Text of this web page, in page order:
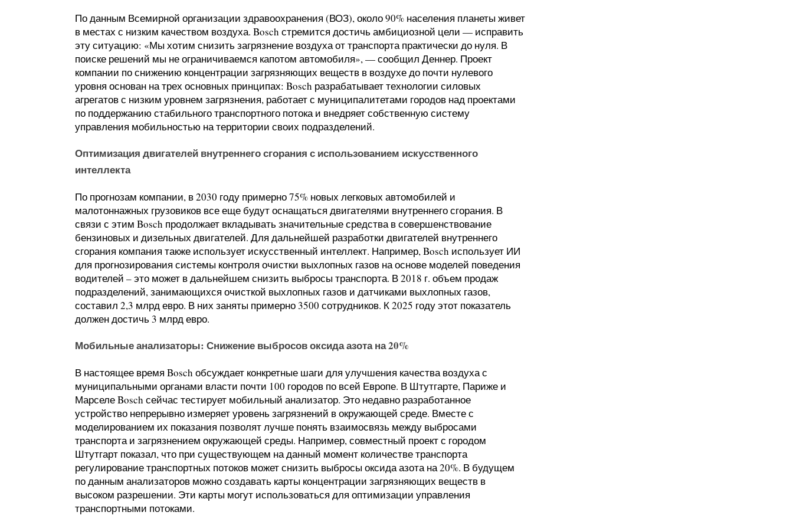
По данным Всемирной организации здравоохранения (ВОЗ), около 90% населения планеты живет
в местах с низким качеством воздуха. Bosch стремится достичь амбициозной цели — исправить
эту ситуацию: «Мы хотим снизить загрязнение воздуха от транспорта практически до нуля. В
поиске решений мы не ограничиваемся капотом автомобиля», — сообщил Деннер. Проект
компании по снижению концентрации загрязняющих веществ в воздухе до почти нулевого
уровня основан на трех основных принципах: Bosch разрабатывает технологии силовых
агрегатов с низким уровнем загрязнения, работает с муниципалитетами городов над проектами
по поддержанию стабильного транспортного потока и внедряет собственную систему
управления мобильностью на территории своих подразделений.
Оптимизация двигателей внутреннего сгорания с использованием искусственного
интеллекта
По прогнозам компании, в 2030 году примерно 75% новых легковых автомобилей и
малотоннажных грузовиков все еще будут оснащаться двигателями внутреннего сгорания. В
связи с этим Bosch продолжает вкладывать значительные средства в совершенствование
бензиновых и дизельных двигателей. Для дальнейшей разработки двигателей внутреннего
сгорания компания также использует искусственный интеллект. Например, Bosch использует ИИ
для прогнозирования системы контроля очистки выхлопных газов на основе моделей поведения
водителей – это может в дальнейшем снизить выбросы транспорта. В 2018 г. объем продаж
подразделений, занимающихся очисткой выхлопных газов и датчиками выхлопных газов,
составил 2,3 млрд евро. В них заняты примерно 3500 сотрудников. К 2025 году этот показатель
должен достичь 3 млрд евро.
Мобильные анализаторы: Снижение выбросов оксида азота на 20%
В настоящее время Bosch обсуждает конкретные шаги для улучшения качества воздуха с
муниципальными органами власти почти 100 городов по всей Европе. В Штутгарте, Париже и
Марселе Bosch сейчас тестирует мобильный анализатор. Это недавно разработанное
устройство непрерывно измеряет уровень загрязнений в окружающей среде. Вместе с
моделированием их показания позволят лучше понять взаимосвязь между выбросами
транспорта и загрязнением окружающей среды. Например, совместный проект с городом
Штутгарт показал, что при существующем на данный момент количестве транспорта
регулирование транспортных потоков может снизить выбросы оксида азота на 20%. В будущем
по данным анализаторов можно создавать карты концентрации загрязняющих веществ в
высоком разрешении. Эти карты могут использоваться для оптимизации управления
транспортными потоками.